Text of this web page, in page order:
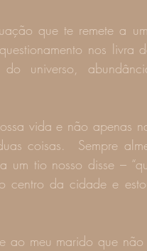
que te remete a um
nos livra
universo,
vida e não apenas
coisas.  Sempre
tio nosso disse –
centro da cidade e
ao meu marido que